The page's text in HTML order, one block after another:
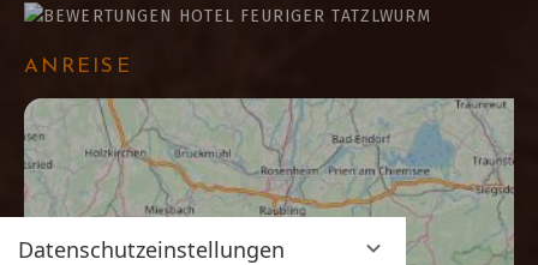
Datenschutzeinstellungen
ANREISE